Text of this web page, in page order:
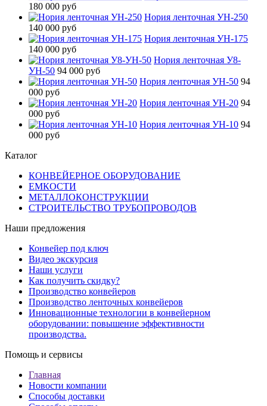
180 000 руб
Нория ленточная УН-250
140 000 руб
Нория ленточная УН-175
140 000 руб
Нория ленточная У8-
УН-50 94 000 руб
Нория ленточная УН-50 94
000 руб
Нория ленточная УН-20 94
000 руб
Нория ленточная УН-10 94
000 руб
Каталог
КОНВЕЙЕРНОЕ ОБОРУДОВАНИЕ
ЕМКОСТИ
МЕТАЛЛОКОНСТРУКЦИИ
СТРОИТЕЛЬСТВО ТРУБОПРОВОДОВ
Наши предложения
Конвейер под ключ
Видео экскурсия
Наши услуги
Как получить скидку?
Производство конвейеров
Производство ленточных конвейеров
Инновационные технологии в конвейерном
оборудовании: повышение эффективности
производства.
Помощь и сервисы
Главная
Новости компании
Способы доставки